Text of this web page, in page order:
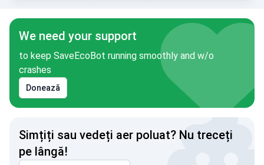
We need your support
to keep SaveEcoBot running smoothly and w/o
crashes
Donează
Simțiți sau vedeți aer poluat? Nu treceți
pe lângă!